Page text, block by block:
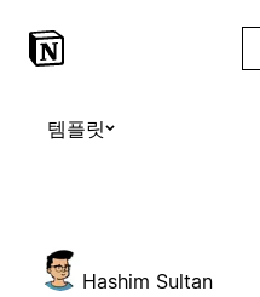
템플릿
Hashim Sultan